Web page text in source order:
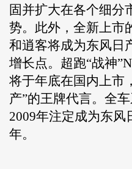
固并扩大在各个细分
势。此外，全新上市
和逍客将成为东风日
增长点。超跑“战神
将于年底在国内上市
产”的王牌代言。全
2009年注定成为东风
年。